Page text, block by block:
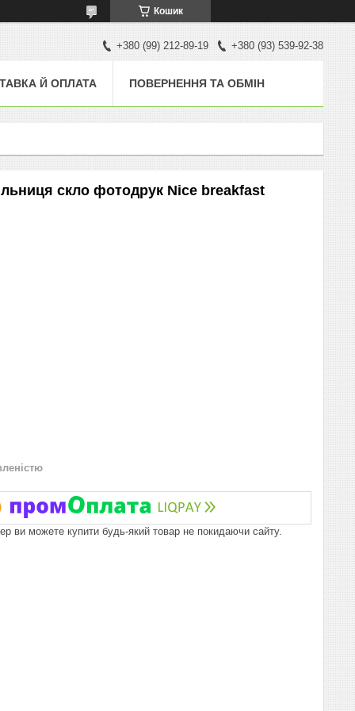
Кошик
+380 (99) 212-89-19 +380 (93) 539-92-38
Й ОПЛАТА ПОВЕРНЕННЯ ТА ОБМІН
скло фотодрук Nice breakfast
ви можете купити будь-який товар не покидаючи сайту.